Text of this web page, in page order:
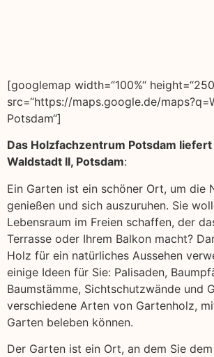
[googlemap width=“100%“
src=“https://maps.google.de/
Potsdam“]
Das Holzfachzentrum Potsdam liefert
Waldstadt II, Potsdam:
Ein Garten ist ein schöner Ort, um die
genießen und sich auszuruhen. Sie
Lebensraum im Freien schaffen, der
Terrasse oder Ihrem Balkon macht?
Holz für ein natürliches Aussehen
einige Ideen für Sie: Palisaden,
Baumstämme, Sichtschutzwände und
verschiedene Arten von Gartenholz,
Garten beleben können.
Der Garten ist ein Ort, an dem Sie